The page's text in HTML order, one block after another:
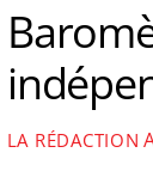
LA RÉDACTION